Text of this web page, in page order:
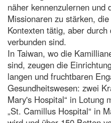
näher kennenzulernen und
Missionaren zu stärken,
Kontexten tätig, aber
verbunden sind.
In Taiwan, wo die
sind, zeugen die
langen und fruchtbaren
Gesundheitswesen: zwei
Mary's Hospital“ in Lotung
„St. Camillus Hospital“ in